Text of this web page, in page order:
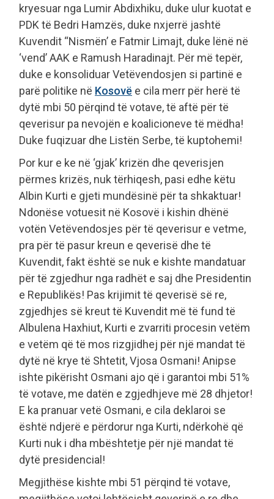
kryesuar nga Lumir Abdixhiku, duke ulur kuotat e
PDK të Bedri Hamzës, duke nxjerrë jashtë
Kuvendit “Nismën’ e Fatmir Limajt, duke lënë në
‘vend’ AAK e Ramush Haradinajt. Për më tepër,
duke e konsoliduar Vetëvendosjen si partinë e
parë politike në Kosovë e cila merr për herë të
dytë mbi 50 përqind të votave, të aftë për të
qeverisur pa nevojën e koalicioneve të mëdha!
Duke fuqizuar dhe Listën Serbe, të kuptohemi!
Por kur e ke në ‘gjak’ krizën dhe qeverisjen
përmes krizës, nuk tërhiqesh, pasi edhe këtu
Albin Kurti e gjeti mundësinë për ta shkaktuar!
Ndonëse votuesit në Kosovë i kishin dhënë
votën Vetëvendosjes për të qeverisur e vetme,
pra për të pasur kreun e qeverisë dhe të
Kuvendit, fakt është se nuk e kishte mandatuar
për të zgjedhur nga radhët e saj dhe Presidentin
e Republikës! Pas krijimit të qeverisë së re,
zgjedhjes së kreut të Kuvendit më të fund të
Albulena Haxhiut, Kurti e zvarriti procesin vetëm
e vetëm që të mos rizgjidhej për një mandat të
dytë në krye të Shtetit, Vjosa Osmani! Anipse
ishte pikërisht Osmani ajo që i garantoi mbi 51%
të votave, me datën e zgjedhjeve më 28 dhjetor!
E ka pranuar vetë Osmani, e cila deklaroi se
është ndjerë e përdorur nga Kurti, ndërkohë që
Kurti nuk i dha mbështetje për një mandat të
dytë presidencial!
Megjithëse kishte mbi 51 përqind të votave,